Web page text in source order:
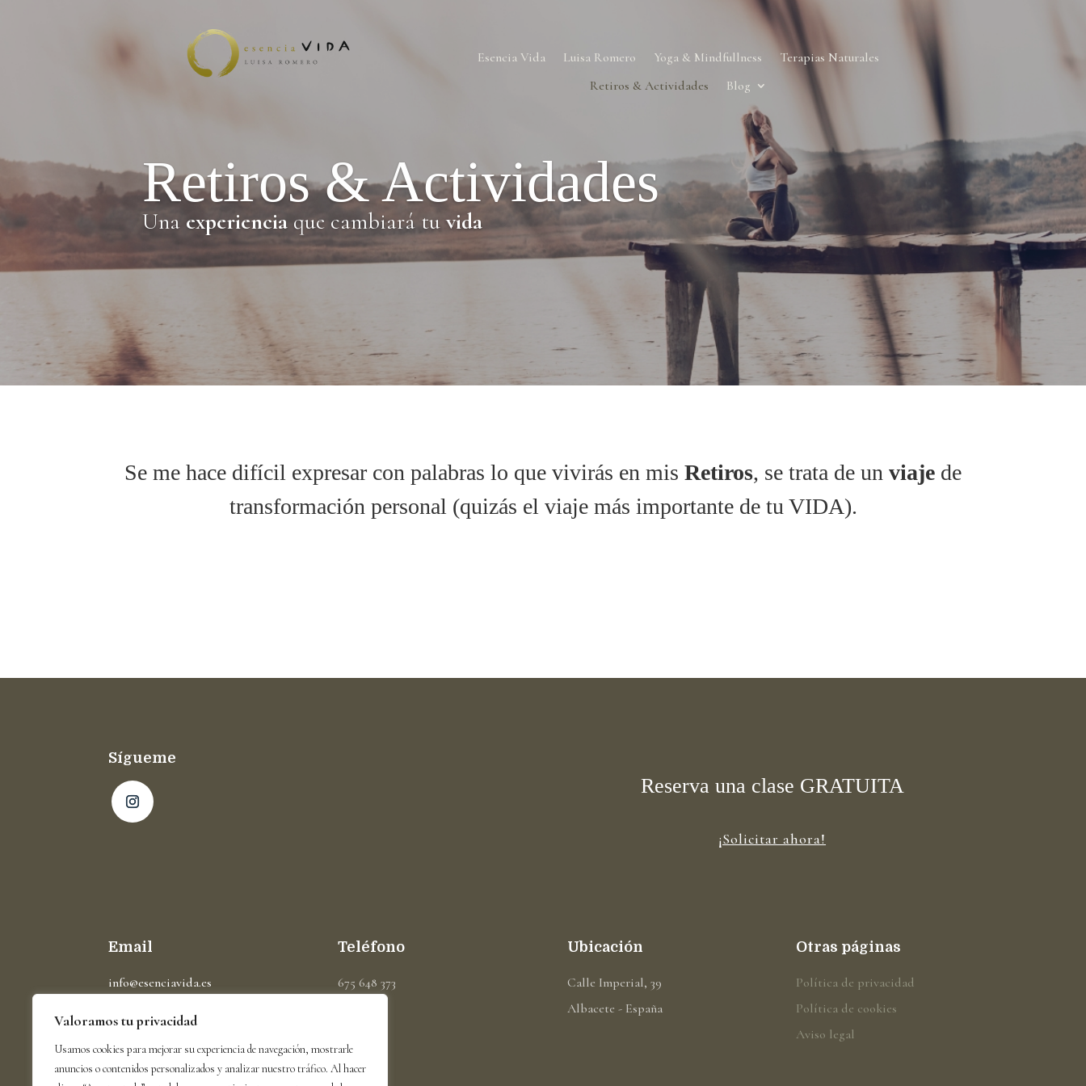
Valoramos tu privacidad
Usamos cookies para mejorar su experiencia de navegación, mostrarle
anuncios o contenidos personalizados y analizar nuestro tráfico. Al hacer
Esencia Vida Luisa Romero Yoga & Mindfullness
Terapias Naturales
Retiros & Actividades
Blog
Retiros & Actividades
Una experienciaque cambiará tuvida
Se me hace difícil expresar con palabras lo que vivirás en mis Retiros, se trata de un viaje de
transformación personal (quizás el viaje más importante de tu VIDA).
Sígueme
Reserva una clase GRATUITA
¡Solicitar ahora!
Email
info@esenciavida.es
Teléfono
675 648 373
Ubicación
Calle Imperial, 39
Albacete - España
Otras páginas
Política de privacidad
Política de cookies
Aviso legal